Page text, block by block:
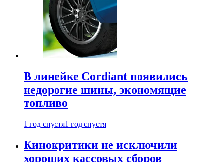
В линейке Cordiant появились
недорогие шины, экономящие
топливо
1 год спустя1 год спустя
Кинокритики не исключили
хороших кассовых сборов